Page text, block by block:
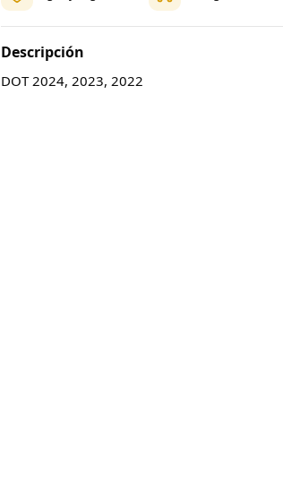
Descripción
DOT 2024, 2023, 2022